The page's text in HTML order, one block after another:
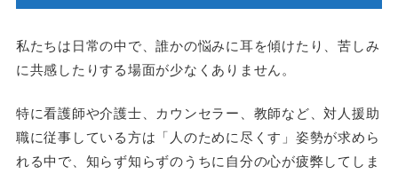
私たちは日常の中で、誰かの悩みに耳を傾けたり、苦しみ
に共感したりする場面が少なくありません。
特に看護師や介護士、カウンセラー、教師など、対人援助
職に従事している方は「人のために尽くす」姿勢が求めら
れる中で、知らず知らずのうちに自分の心が疲弊してしま